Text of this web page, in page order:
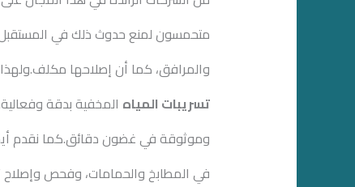
متحمسون لمنع حدوث ذلك في المستقبل
والمرافق، كما أن إصلاحها
تسريبات المياه المخفية بدقة
وموثوقة في غضون دقائق.كما نقدم
في المطابخ والحمامات، وفحص وإصلاح